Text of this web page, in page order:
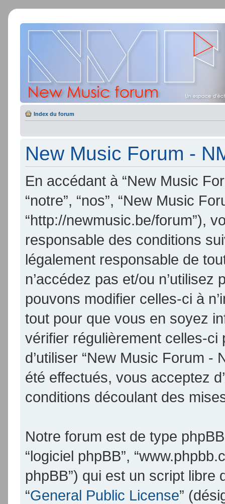
Index du forum
New Music Forum -
En accédant à “New Music
“notre”, “nos”, “New Music
“http://newmusic.be/forum”),
responsable des conditions
légalement responsable de
n’accédez pas et/ou
pouvons modifier celles-ci à
tout pour que vous en soyez
vérifier régulièrement celles-
d’utiliser “New Music Forum -
été effectués, vous acceptez
conditions découlant des
Notre forum est de type phpBB
“logiciel phpBB”,
phpBB”) qui est un script
“General Public License”